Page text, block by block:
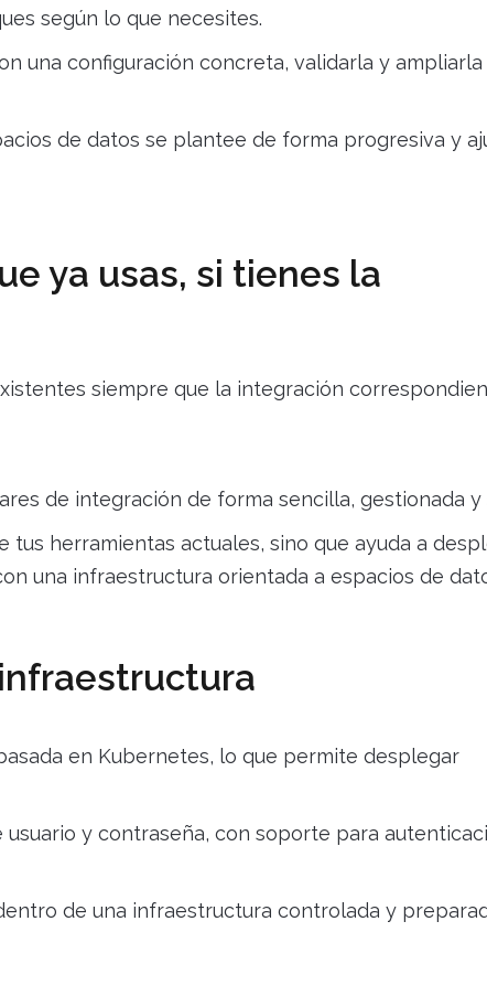
según lo que necesites.
una configuración concreta, validarla y ampliarla
de datos se plantee de forma progresiva y
ya usas, si tienes la
siempre que la integración
de integración de forma sencilla, gestionada y
herramientas actuales, sino que ayuda a
una infraestructura orientada a espacios de
en Kubernetes, lo que permite desplegar
y contraseña, con soporte para
de una infraestructura controlada y